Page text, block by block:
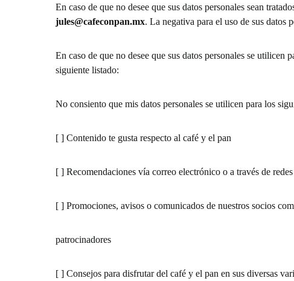
En caso de que no desee que sus datos personales sean
jules@cafeconpan.mx. La negativa para el uso de sus datos
En caso de que no desee que sus datos personales se
siguiente listado:
No consiento que mis datos personales se utilicen para los
[ ] Contenido te gusta respecto al café y el pan
[ ] Recomendaciones vía correo electrónico o a través de
[ ] Promociones, avisos o comunicados de nuestros socios
patrocinadores
[ ] Consejos para disfrutar del café y el pan en sus diversas